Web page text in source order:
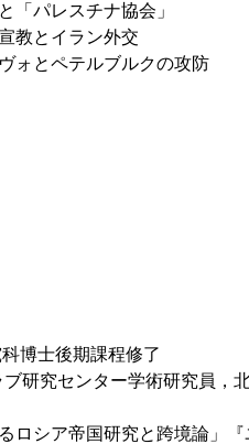
パレスチナ協会」
教とイラン外交
とペテルブルクの攻防
博士後期課程修了
研究センター学術研究員，
ロシア帝国研究と跨境論」